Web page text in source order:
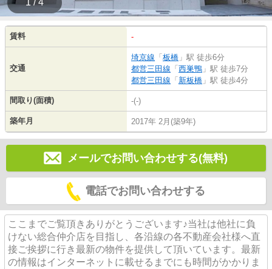
1 / 4
賃料 -
交通
埼京線 「 板橋 」駅 徒歩6分
都営三田線 「 西巣鴨 」駅 徒歩7分
都営三田線 「 新板橋 」駅 徒歩4分
間取り(面積) -(-)
築年月 2017年 2月(築9年)
メールでお問い合わせする(無料)
電話でお問い合わせする
ここまでご覧頂きありがとうございます♪当社は他社に負
けない総合仲介店を目指し、各沿線の各不動産会社様へ直
接ご挨拶に行き最新の物件を提供して頂いています。最新
の情報はインターネットに載せるまでにも時間がかかりま